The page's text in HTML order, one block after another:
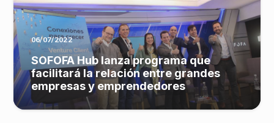
06/07/2022
SOFOFA Hub lanza programa que
facilitará la relación entre grandes
empresas y emprendedores